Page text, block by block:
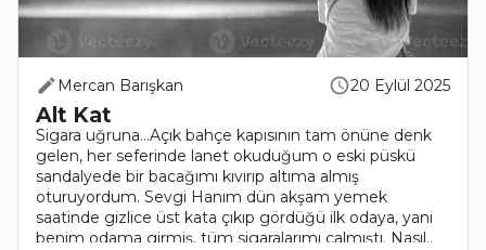
Mercan Barışkan 20 Eylül 2025
Alt Kat
Sigara uğruna…Açık bahçe kapısının tam önüne denk
gelen, her seferinde lanet okuduğum o eski püskü
sandalyede bir bacağımı kıvırıp altıma almış
oturuyordum. Sevgi Hanım dün akşam yemek
saatinde gizlice üst kata çıkıp gördüğü ilk odaya, yani
benim odama girmiş, tüm sigaralarımı çalmıştı. Nasıl..